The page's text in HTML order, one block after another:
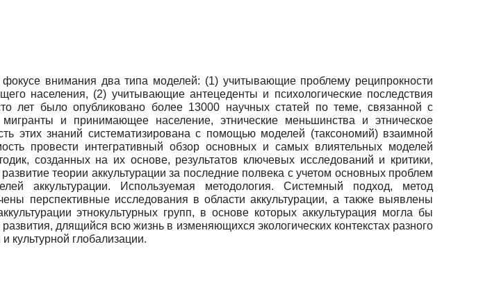
внимания два типа моделей: (1) учитывающие проблему реципрокности
населения, (2) учитывающие антецеденты и психологические последствия
лет было опубликовано более 13000 научных статей по теме, связанной с
и принимающее население, этнические меньшинства и этническое
этих знаний систематизирована с помощью моделей (таксономий) взаимной
провести интегративный обзор основных и самых влиятельных моделей
созданных на их основе, результатов ключевых исследований и критики,
теории аккультурации за последние полвека с учетом основных проблем
аккультурации. Используемая методология. Системный подход, метод
перспективные исследования в области аккультурации, а также выявлены
этнокультурных групп, в основе которых аккультурация могла бы
длящийся всю жизнь в изменяющихся экологических контекстах разного
культурной глобализации.